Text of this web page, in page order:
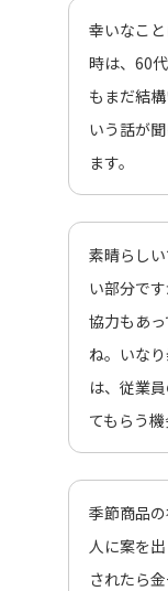
幸いなこ
時は、60
もまだ結
いう話が
ます。
素晴らし
い部分で
協力もあ
ね。いな
は、従業
てもらう
季節商品
人に案を
されたら